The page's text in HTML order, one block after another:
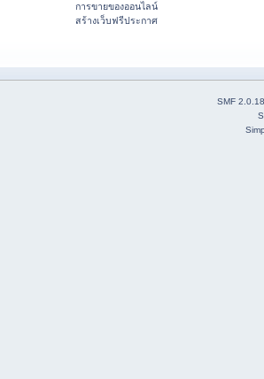
การขายของออนไลน์
สร้างเว็บฟรีประกาศ
SMF 2.0.18